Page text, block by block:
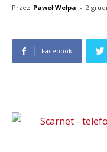
Przez Paweł Wełpa - 2
Facebook